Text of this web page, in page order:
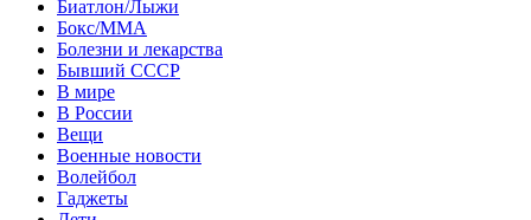
Биатлон/Лыжи
Бокс/MMA
Болезни и лекарства
Бывший СССР
В мире
В России
Вещи
Военные новости
Волейбол
Гаджеты